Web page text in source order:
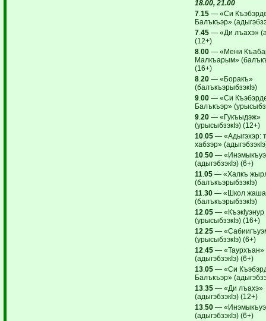
18.00, 21.00
7. 15— «Си
Балъкъэр»
7. 45— «Ди лъахэ»
(12+)
8. 00— «Мени
Малкъарым»
(16+)
8. 20— «Боракъ»
(балъкъэрыбзэкIэ)
9. 00— «Си
Балъкъэр»
9. 20— «Гукъыдэж»
(урысыбзэкIэ) (12+)
10. 05— «Адыгэхэр:
хабзэр»
10. 50—
(адыгэбзэкIэ) (6+)
11 05— «Халкъ
(балъкъэрыбзэкIэ)
11 30— «Школ
(балъкъэрыбзэкIэ)
12 05— «КъэкIуэнур
(урысыбзэкIэ) (16+)
12 25—
(урысыбзэкIэ) (6+)
12 45— «Таурхъан»
(адыгэбзэкIэ) (6+)
13. 05— «Си
Балъкъэр»
13. 35— «Ди лъахэ»
(адыгэбзэкIэ) (12+)
13. 50—
(адыгэбзэкIэ) (6+)